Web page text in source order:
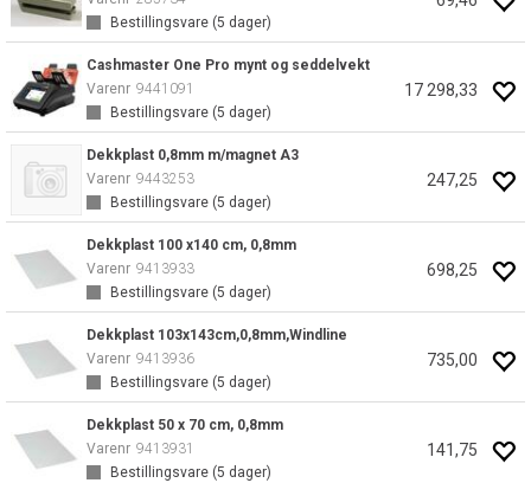
Bestillingsvare (5 dager)
Cashmaster One Pro mynt og seddelvekt
Varenr 9441091
Bestillingsvare (5 dager)
17 298,33
Dekkplast 0,8mm m/magnet A3
Varenr 9443253
Bestillingsvare (5 dager)
247,25
Dekkplast 100 x140 cm, 0,8mm
Varenr 9413933
Bestillingsvare (5 dager)
698,25
Dekkplast 103x143cm,0,8mm,Windline
Varenr 9413936
Bestillingsvare (5 dager)
735,00
Dekkplast 50 x 70 cm, 0,8mm
Varenr 9413931
Bestillingsvare (5 dager)
141,75